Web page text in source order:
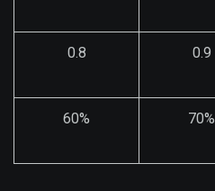
0.9
0.8
70%
60%